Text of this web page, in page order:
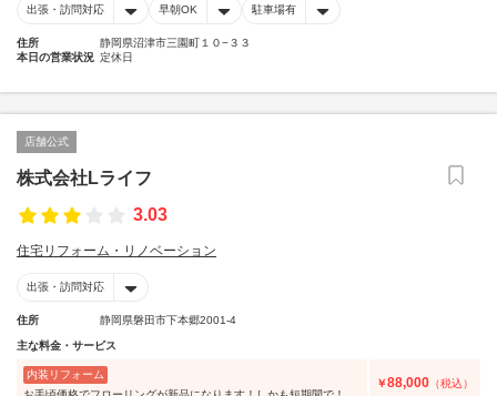
出張・訪問対応 早朝OK 駐車場有
住所
静岡県沼津市三園町１０−３３
本日の営業状況 定休日
店舗公式
株式会社Lライフ
3.03
住宅リフォーム・リノベーション
出張・訪問対応
住所 静岡県磐田市下本郷2001-4
主な料金・サービス
内装リフォーム
￥88,000 （税込）